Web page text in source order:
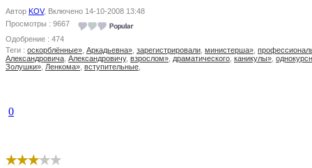
Автор KOV, Включено 14-10-2008 13:48
Просмотры : 9667
Одобрение : 474
Теги : оскорблённые» Аркадьевна» зарегистрировали министерша»
Александровича Александровичу, взрослом» драматического каникулы»
Золушки» Ленкома» вступительные
0